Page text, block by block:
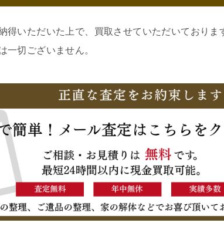
得いただいた上で、買取させていただいておりま
一切ございません。